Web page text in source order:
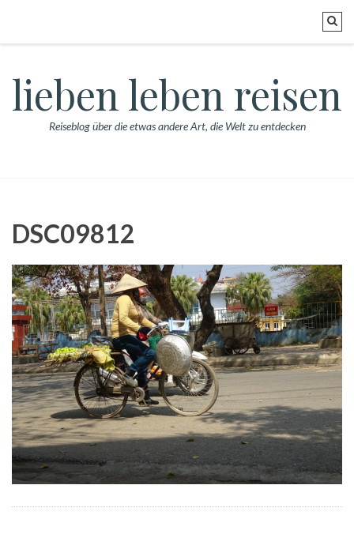
lieben leben reisen
Reiseblog über die etwas andere Art, die Welt zu entdecken
DSC09812